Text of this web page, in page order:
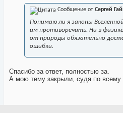
Сообщение от Сергей
Понимаю ли я законы
им противоречить. Ни в
от природы обязательно
ошибки.
Спасибо за ответ, полностью за.
А мою тему закрыли, судя по всему